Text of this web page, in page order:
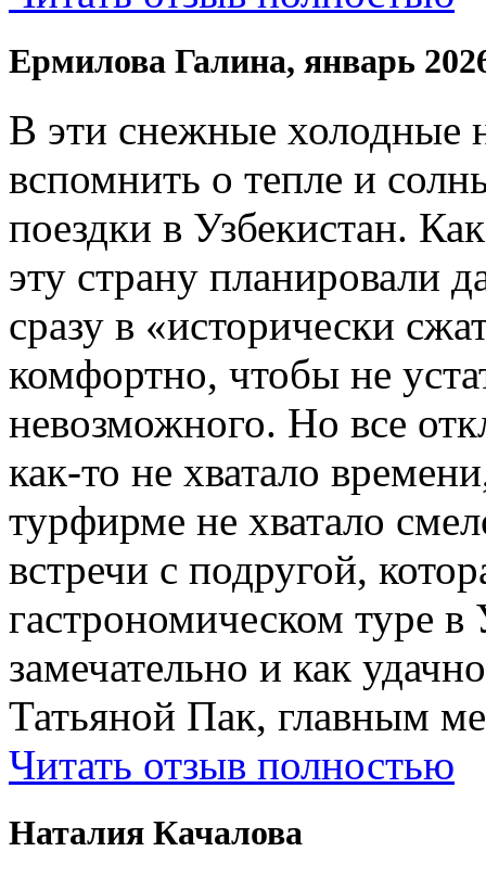
Ермилова Галина, январь
В эти снежные холодные
вспомнить о тепле и
поездки в Узбекистан.
эту страну планировали
сразу в «исторически
комфортно, чтобы не
невозможного. Но все
как-то не хватало
турфирме не хватало
встречи с подругой,
гастрономическом туре
замечательно и как
Татьяной Пак, главным
Читать отзыв полностью
Наталия Качалова